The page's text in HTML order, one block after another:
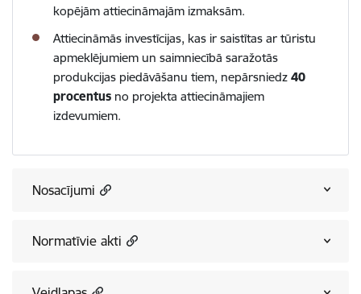
kopējām attiecināmajām izmaksām.
Attiecināmās investīcijas, kas ir saistītas ar tūristu
apmeklējumiem un saimniecībā saražotās
produkcijas piedāvāšanu tiem, nepārsniedz 40
procentus no projekta attiecināmajiem
izdevumiem.
Nosacījumi
Normatīvie akti